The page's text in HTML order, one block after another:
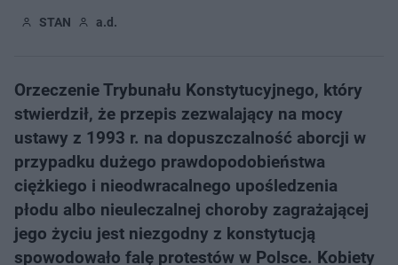
STAN a.d.
Orzeczenie Trybunału Konstytucyjnego, który
stwierdził, że przepis zezwalający na mocy
ustawy z 1993 r. na dopuszczalność aborcji w
przypadku dużego prawdopodobieństwa
ciężkiego i nieodwracalnego upośledzenia
płodu albo nieuleczalnej choroby zagrażającej
jego życiu jest niezgodny z konstytucją
spowodowało falę protestów w Polsce. Kobiety